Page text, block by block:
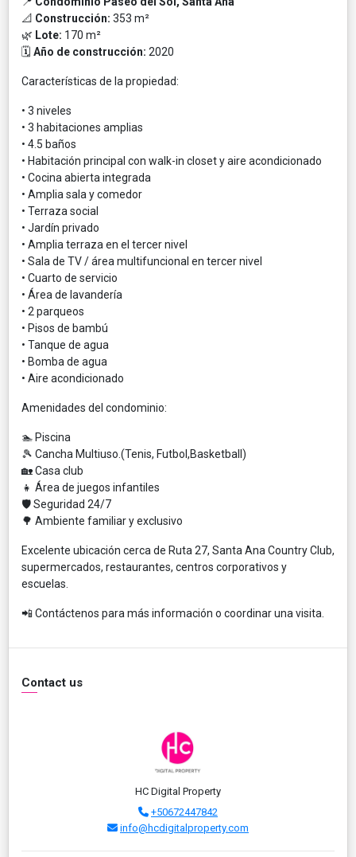
📐 Construcción: 353 m²
🌿 Lote: 170 m²
🗓 Año de construcción: 2020
Características de la propiedad:
• 3 niveles
• 3 habitaciones amplias
• 4.5 baños
• Habitación principal con walk-in closet y aire acondicionado
• Cocina abierta integrada
• Amplia sala y comedor
• Terraza social
• Jardín privado
• Amplia terraza en el tercer nivel
• Sala de TV / área multifuncional en tercer nivel
• Cuarto de servicio
• Área de lavandería
• 2 parqueos
• Pisos de bambú
• Tanque de agua
• Bomba de agua
• Aire acondicionado
Amenidades del condominio:
🏊 Piscina
🎾 Cancha Multiuso.(Tenis, Futbol,Basketball)
🏡 Casa club
👧 Área de juegos infantiles
🛡 Seguridad 24/7
🌳 Ambiente familiar y exclusivo
Excelente ubicación cerca de Ruta 27, Santa Ana Country Club,
supermercados, restaurantes, centros corporativos y
escuelas.
📲 Contáctenos para más información o coordinar una visita.
Contact us
HC Digital Property
+50672447842
info@hcdigitalproperty.com